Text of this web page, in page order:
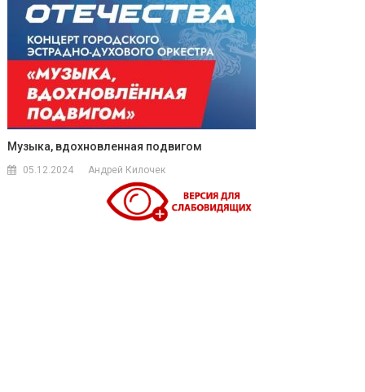
Музыка, вдохновленная подвигом
05.12.2024 Андрей Килочек